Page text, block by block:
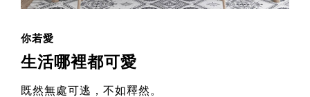
你若愛
生活哪裡都可愛
既然無處可逃，不如釋然。